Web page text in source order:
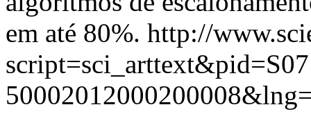
em até 80%. http://